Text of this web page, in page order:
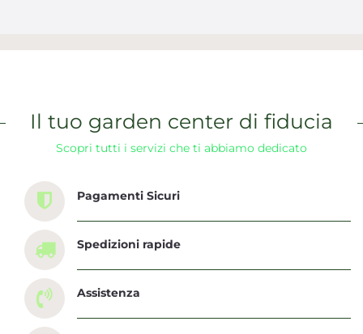
Il tuo garden center di fiducia
Scopri tutti i servizi che ti abbiamo dedicato
Pagamenti Sicuri
Spedizioni rapide
Assistenza